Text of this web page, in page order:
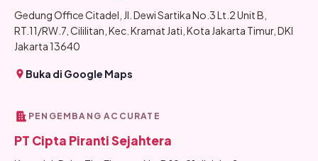
Gedung Office Citadel, Jl. Dewi Sartika No.3 Lt.2 Unit B,
RT.11/RW.7, Cililitan, Kec. Kramat Jati, Kota Jakarta Timur, DKI
Jakarta 13640
Buka di Google Maps
PENGEMBANG ACCURATE
PT Cipta Piranti Sejahtera